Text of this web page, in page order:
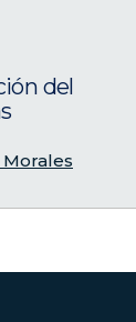
del
Morales